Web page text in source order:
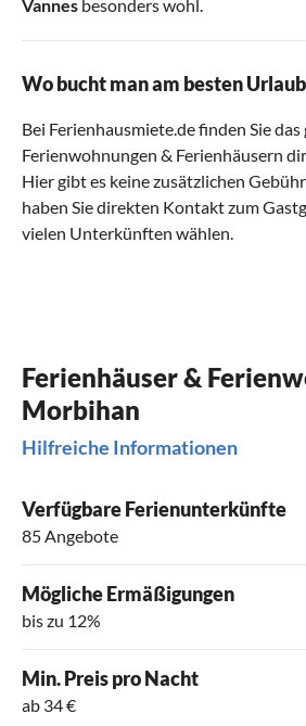
Vannes besonders wohl.
Wo bucht man am besten
Bei Ferienhausmiete.de finden Sie
Ferienwohnungen & Ferienhäusern
Hier gibt es keine zusätzlichen
haben Sie direkten Kontakt zum
vielen Unterkünften wählen.
Ferienhäuser &
Morbihan
Hilfreiche Informationen
Verfügbare Ferienunterkünfte
85 Angebote
Mögliche Ermäßigungen
bis zu 12%
Min. Preis pro Nacht
ab 34 €